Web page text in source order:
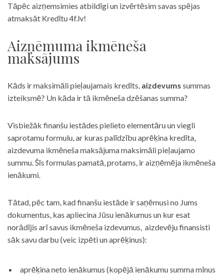
Tāpēc aizņemsimies atbildīgi un izvērtēsim savas spējas
atmaksāt Kredītu 4f.lv!
Aizņēmuma ikmēneša
maksājums
Kāds ir maksimāli pieļaujamais kredīts, aizdevums summas
izteiksmē? Un kāda ir tā ikmēneša dzēšanas summa?
Visbiežāk finanšu iestādes pielieto elementāru un viegli
saprotamu formulu, ar kuras palīdzību aprēķina kredīta,
aizdevuma ikmēneša maksājuma maksimāli pieļaujamo
summu. Šīs formulas pamatā, protams, ir aizņēmēja ikmēneša
ienākumi.
Tātad, pēc tam, kad finanšu iestāde ir saņēmusi no Jums
dokumentus, kas apliecina Jūsu ienākumus un kur esat
norādījis arī savus ikmēneša izdevumus, aizdevēju finansisti
sāk savu darbu (veic izpēti un aprēķinus):
aprēķina neto ienākumus (kopējā ienākumu summa mīnus